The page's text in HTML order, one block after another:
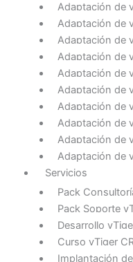
Adaptación de
Adaptación de
Adaptación de
Adaptación de
Adaptación de
Adaptación de
Adaptación de
Adaptación de
Adaptación de
Adaptación de
Servicios
Pack
Pack Soporte
Desarrollo
Curso vTiger
Implantación